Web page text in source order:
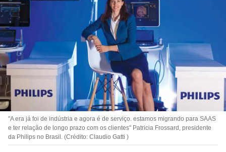
"A era já foi de indústria e agora é de serviço. estamos migrando para SAAS
e ter relação de longo prazo com os clientes" Patricia Frossard, presidente
da Philips no Brasil. (Crédito: Claudio Gatti )